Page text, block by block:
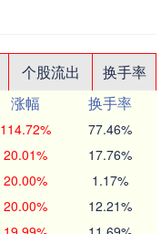
个股流出
换手率
涨幅
换手率
114.72% 77.46%
20.01% 17.76%
20.00% 1.17%
20.00% 12.21%